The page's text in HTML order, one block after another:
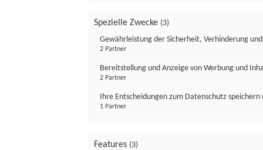
Spezielle Zwecke (3)
Gewährleistung der Sicherheit, Verhinderung
2 Partner
Bereitstellung und Anzeige von Werbung und
2 Partner
Ihre Entscheidungen zum Datenschutz
1 Partner
Features (3)